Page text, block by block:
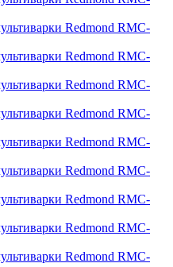
Redmond RMC-
Redmond RMC-
Redmond RMC-
Redmond RMC-
Redmond RMC-
Redmond RMC-
Redmond RMC-
Redmond RMC-
Redmond RMC-